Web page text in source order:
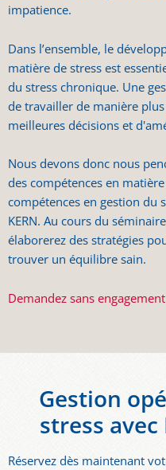
impatience.
Dans l’ensemble, le
matière de stress est
du stress chronique. Une
de travailler de manière
meilleures décisions et
Nous devons donc nous
des compétences en
compétences en gestion du
KERN. Au cours du
élaborerez des stratégies
trouver un équilibre sain.
Demandez sans
Gestion
stress avec
Réservez dès maintenant